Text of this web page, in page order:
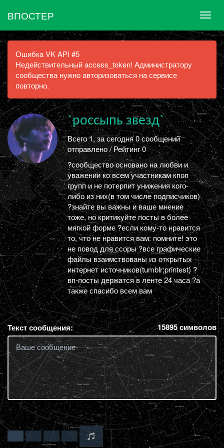
ВПОСТЕР
Ошибка VK API #5
Недействительный access_token! Администратору
сообщества нужно авторизоваться на сервисе
повторно.
`россыпь звезд`
Всего 1, за сегодня 0 сообщений
отправлено / Рейтинг 0
?сообщество основано на любви и
уважении ко всем участникам кпоп
групп и не потерпит унижения кого-
либо из них(в том числе подписчиков)
?знайте вы важны и ваше мнение
тоже, но критикуйте посты в более
мягкой форме ?если кому-то нравится
то, что не нравится вам: помните! это
не повод для ссоры ?все графические
файлы взаимствованы из открытых
интернет источников(tumblr;printest) ?
вп-посты держатся в ленте 24 часа ?а
также спасибо всем вам
Текст сообщения: 15895символов